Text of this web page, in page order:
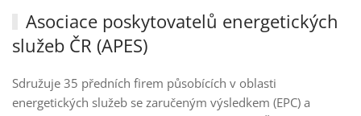
Asociace poskytovatelů energetických
služeb ČR (APES)
Sdružuje 35 předních firem působících v oblasti
energetických služeb se zaručeným výsledkem (EPC) a